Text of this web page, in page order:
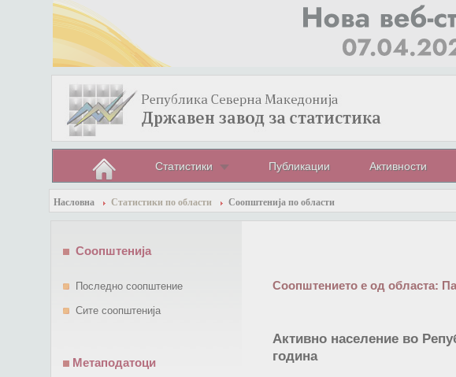
Статистики Публикации Активности
Насловна Статистики по области Соопштенија по области
Соопштението е од областа:
Активно население во
година
Соопштенија
Последно соопштение
Сите соопштенија
Метаподатоци